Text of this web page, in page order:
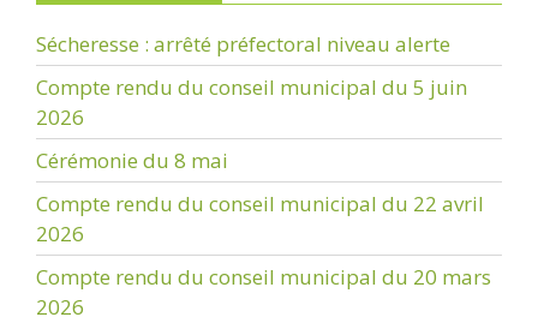
Sécheresse : arrêté préfectoral niveau alerte
Compte rendu du conseil municipal du 5 juin
2026
Cérémonie du 8 mai
Compte rendu du conseil municipal du 22 avril
2026
Compte rendu du conseil municipal du 20 mars
2026